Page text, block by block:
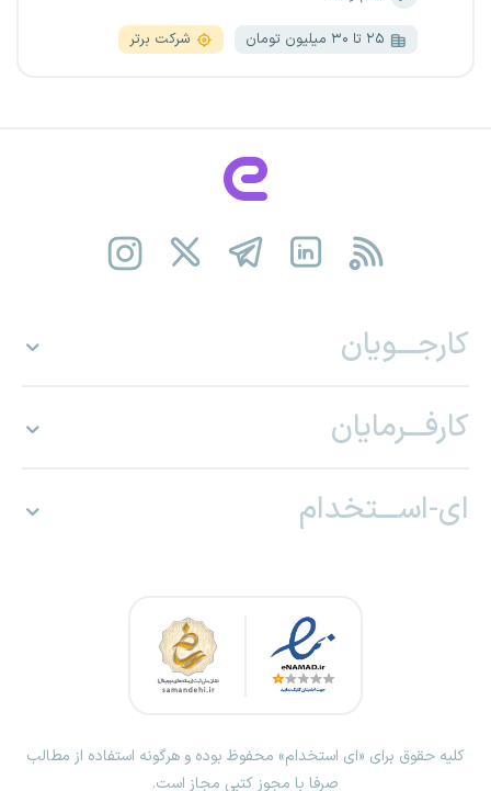
۲۵ تا ۳۰ میلیون تومان شرکت برتر
کارجـــویان
کارفـــرمایان
ای-اســـتخدام
کلیه حقوق برای «ای استخدام» محفوظ بوده و هرگونه استفاده از مطالب
صرفا با مجوز کتبی مجاز است.